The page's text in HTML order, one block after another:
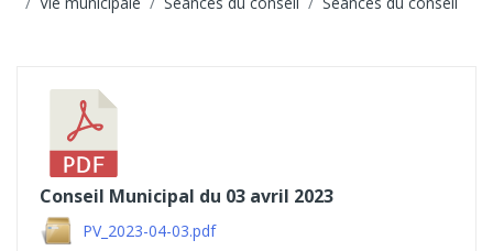
Conseil Municipal du 03 avril 2023
PV_2023-04-03.pdf